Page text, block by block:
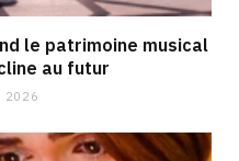
le patrimoine musical
au futur
2026